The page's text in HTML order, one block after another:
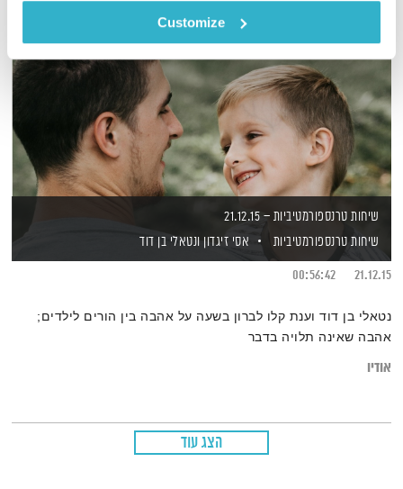
Customize
שיחות טרנספורמטיביות – 21.12.15
שיחות טרנספורמטיביות
אסי זיגדון ונטאלי בן דוד
21.12.15
00:56:42
נטאלי בן דוד וענת קלו לברון בשעה על אהבה בין הורים לילדים;
אהבה שאינה תלויה בדבר
אודיו
הצג עוד